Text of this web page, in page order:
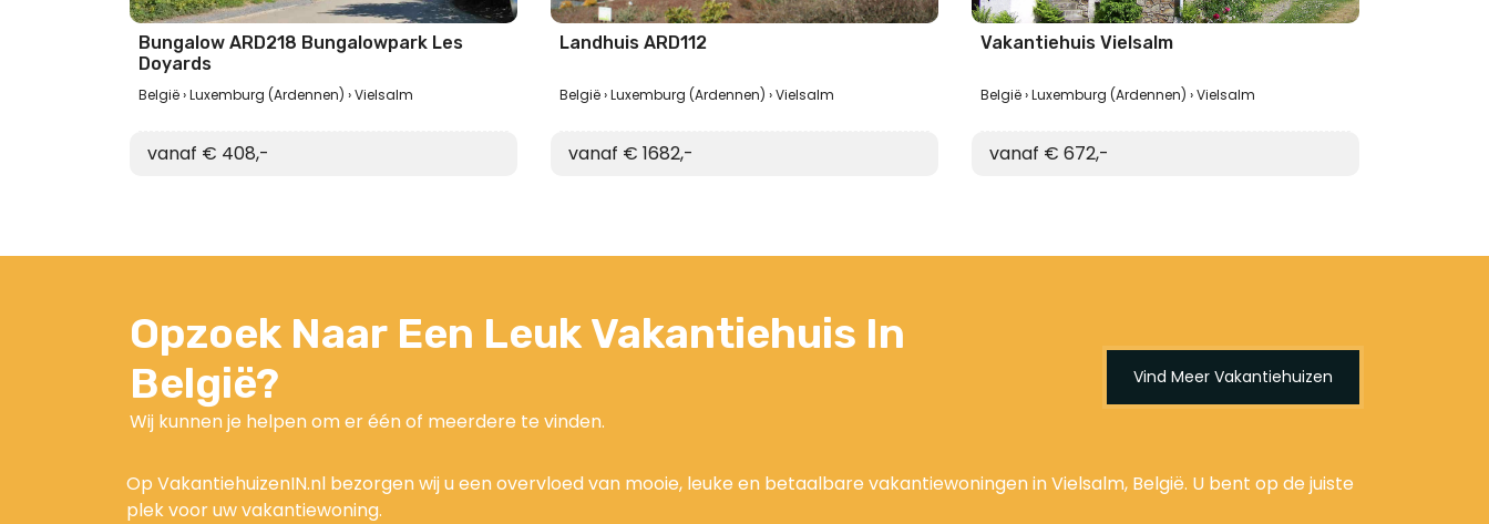
Bungalow ARD218 Bungalowpark Les
Doyards
België Luxemburg (Ardennen) Vielsalm
vanaf € 408,-
Landhuis ARD112
België Luxemburg (Ardennen) Vielsalm
vanaf € 1682,-
Vakantiehuis Vielsalm
België Luxemburg (Ardennen) Vielsalm
vanaf € 672,-
Opzoek Naar Een Leuk Vakantiehuis In
België?
Wij kunnen je helpen om er één of meerdere te vinden.
Vind Meer Vakantiehuizen
Op VakantiehuizenIN.nl bezorgen wij u een overvloed van mooie, leuke en betaalbare vakantiewoningen in Vielsalm, België. U bent op de juiste
plek voor uw vakantiewoning.